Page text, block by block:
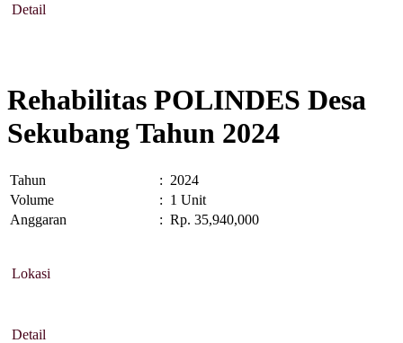
Detail
Rehabilitas POLINDES Desa
Sekubang Tahun 2024
Tahun : 2024
Volume
: 1 Unit
Anggaran
: Rp. 35,940,000
Lokasi
Detail